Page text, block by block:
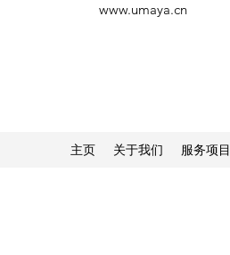
www.umaya.cn
主页 关于我们 服务项目